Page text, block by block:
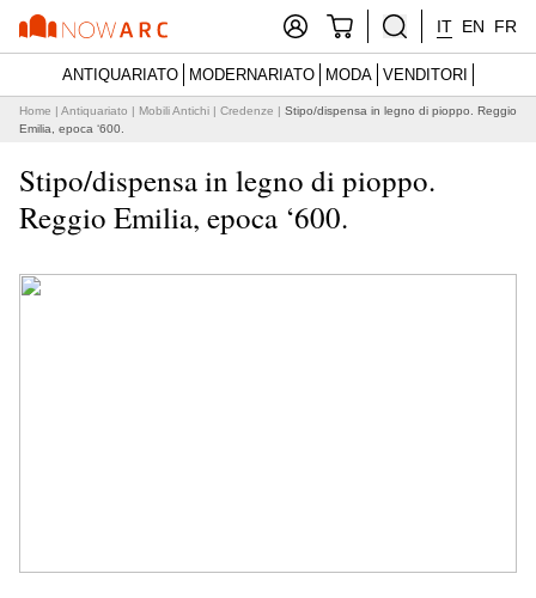
IT EN FR
ANTIQUARIATO MODERNARIATO MODA VENDITORI
Home | Antiquariato | Mobili Antichi | Credenze | Stipo/dispensa in legno di pioppo. Reggio
Emilia, epoca ‘600.
Stipo/dispensa in legno di pioppo.
Reggio Emilia, epoca ‘600.